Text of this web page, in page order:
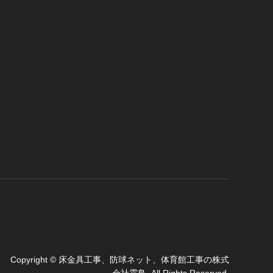
Copyright © 床金具工事、防球ネット、体育館工事の株式